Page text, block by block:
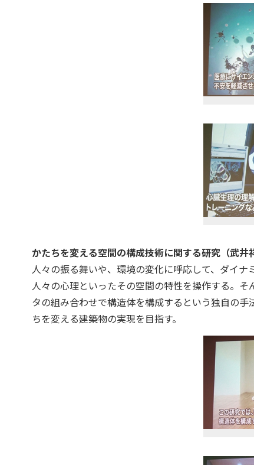
かたちを変える空間の構成技術に関する研究（武井
人々の振る舞いや、環境の変化に呼応して、ダイ
人々の心理といったその空間の特性を操作する。
タの組み合わせで構造体を構成するという独自の
ちを変える建築物の実現を目指す。